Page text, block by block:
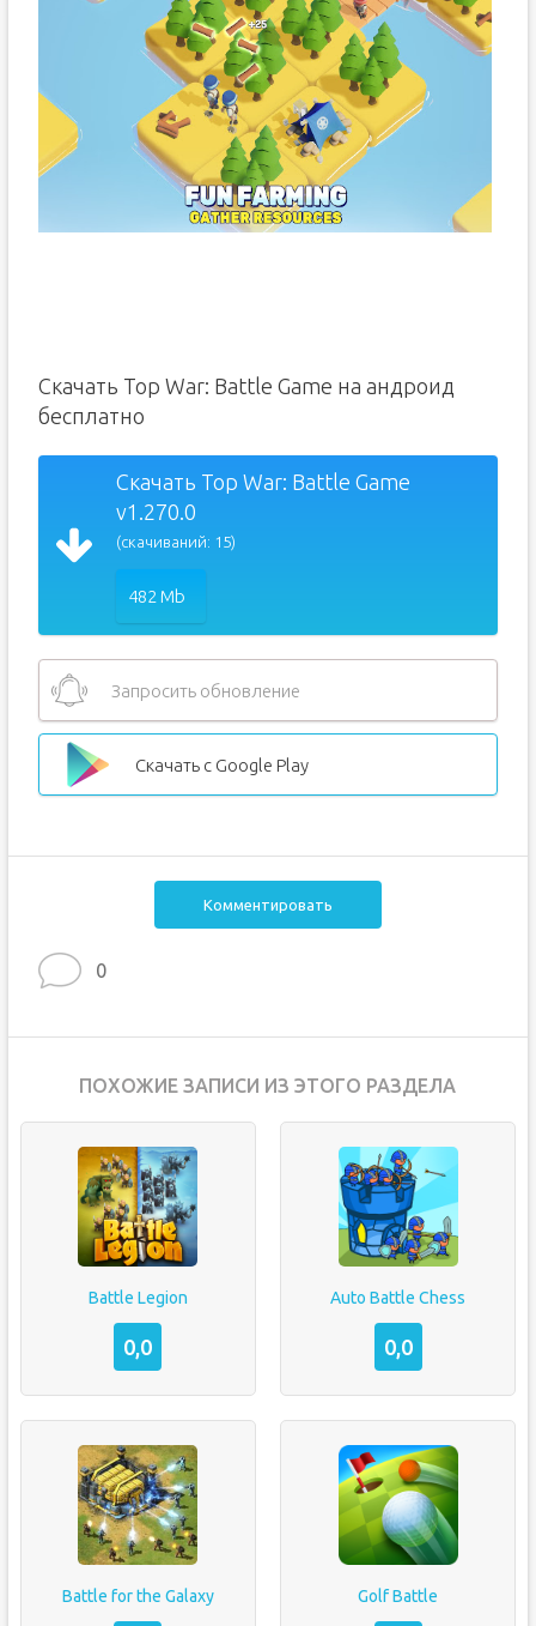
Скачать Top War: Battle Game на андроид
бесплатно
Скачать Top War: Battle Game
v1.270.0
(скачиваний: 15)
482 Mb
Запросить обновление
Скачать с Google Play
Комментировать
0
ПОХОЖИЕ ЗАПИСИ ИЗ ЭТОГО РАЗДЕЛА
Battle Legion
0,0
Auto Battle Chess
0,0
Battle for the Galaxy Golf Battle